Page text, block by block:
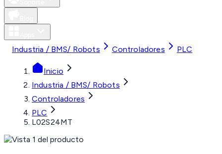
Industria / BMS/ Robots Controladores PLC
Inicio
Industria / BMS/ Robots
Controladores
PLC
L02S24MT